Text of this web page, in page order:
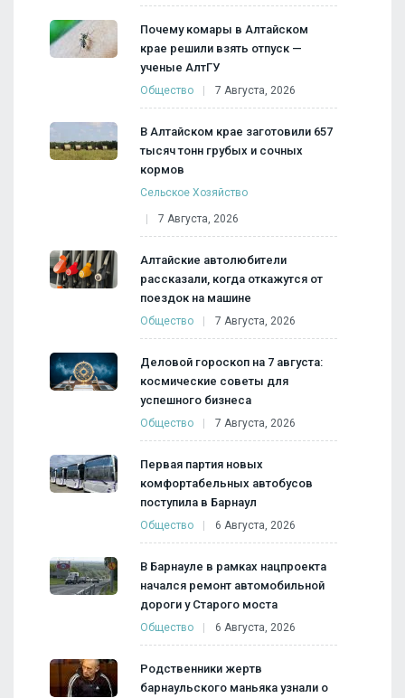
Почему комары в Алтайском
крае решили взять отпуск —
ученые АлтГУ
Общество 7 Августа, 2026
В Алтайском крае заготовили 657
тысяч тонн грубых и сочных
кормов
Сельское Хозяйство
7 Августа, 2026
Алтайские автолюбители
рассказали, когда откажутся от
поездок на машине
Общество 7 Августа, 2026
Деловой гороскоп на 7 августа:
космические советы для
успешного бизнеса
Общество 7 Августа, 2026
Первая партия новых
комфортабельных автобусов
поступила в Барнаул
Общество 6 Августа, 2026
В Барнауле в рамках нацпроекта
начался ремонт автомобильной
дороги у Старого моста
Общество 6 Августа, 2026
Родственники жертв
барнаульского маньяка узнали о